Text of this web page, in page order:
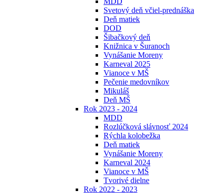
Svetový deň včiel-prednáška
Deň matiek
DOD
Šibačkový deň
Knižnica v Šuranoch
Vynášanie Moreny
Karneval 2025
Vianoce v MŠ
Pečenie medovníkov
Mikuláš
Deň MŠ
Rok 2023 - 2024
MDD
Rozlúčková slávnosť 2024
Rýchla kolobežka
Deň matiek
Vynášanie Moreny
Karneval 2024
Vianoce v MŠ
Tvorivé dielne
Rok 2022 - 2023